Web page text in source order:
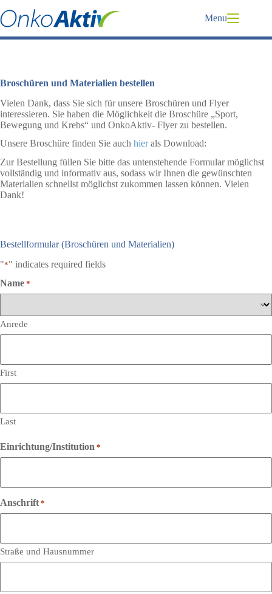
to
content
Menu
Broschüren und Materialien bestellen
Vielen Dank, dass Sie sich für unsere Broschüren und Flyer
interessieren. Sie haben die Möglichkeit die Broschüre „Sport,
Bewegung und Krebs“ und OnkoAktiv- Flyer zu bestellen.
Unsere Broschüre finden Sie auch hierals Download:
Zur Bestellung füllen Sie bitte das untenstehende Formular möglichst
vollständig und informativ aus, sodass wir Ihnen die gewünschten
Materialien schnellst möglichst zukommen lassen können. Vielen
Dank!
Bestellformular (Broschüren und Materialien)
"*" indicates required fields
Name *
Anrede
First
Last
Einrichtung/Institution *
Anschrift *
Straße und Hausnummer